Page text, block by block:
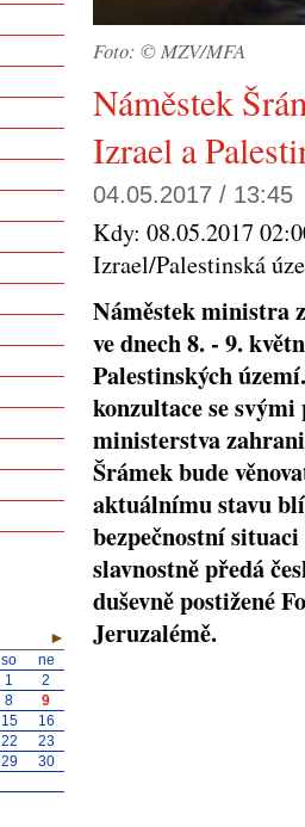
Foto: © MZV/MFA
Náměstek
Izrael a
04.05.2017 / 13:45
Kdy: 08.05.2017
Izrael/Palestinská
Náměstek ministra
ve dnech 8. - 9.
Palestinských
konzultace se
ministerstva
Šrámek bude
aktuálnímu stavu
bezpečnostní
slavnostně předá
duševně postižené
Jeruzalémě.
►
so
ne
1
2
8
9
15
16
22
23
29
30